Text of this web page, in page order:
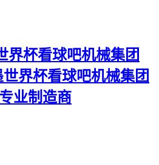
界杯看球吧机械集团